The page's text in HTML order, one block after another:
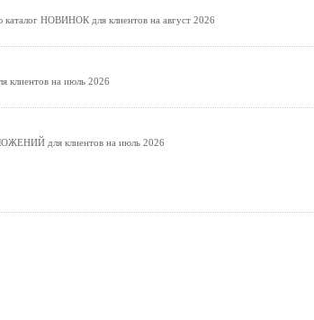
НОВИНОК для клиентов на август 2026
клиентов на июль 2026
для клиентов на июль 2026